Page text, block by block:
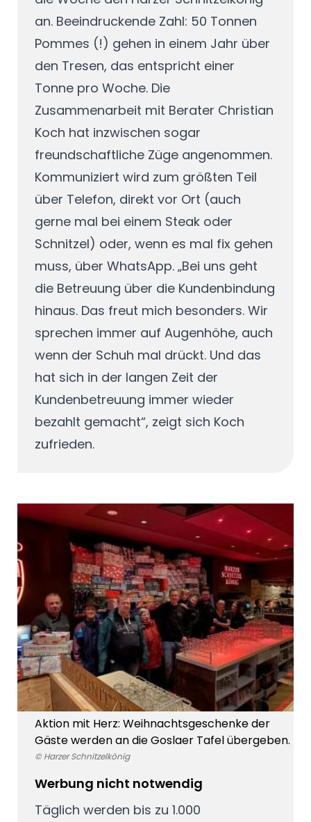
an. Beeindruckende Zahl: 50 Tonnen
Pommes (!) gehen in einem Jahr über
den Tresen, das entspricht einer
Tonne pro Woche. Die
Zusammenarbeit mit Berater Christian
Koch hat inzwischen sogar
freundschaftliche Züge angenommen.
Kommuniziert wird zum größten Teil
über Telefon, direkt vor Ort (auch
gerne mal bei einem Steak oder
Schnitzel) oder, wenn es mal fix gehen
muss, über WhatsApp. „Bei uns geht
die Betreuung über die Kundenbindung
hinaus. Das freut mich besonders. Wir
sprechen immer auf Augenhöhe, auch
wenn der Schuh mal drückt. Und das
hat sich in der langen Zeit der
Kundenbetreuung immer wieder
bezahlt gemacht“, zeigt sich Koch
zufrieden.
Aktion mit Herz: Weihnachtsgeschenke der
Gäste werden an die Goslaer Tafel übergeben.
© Harzer Schnitzelkönig
Werbung nicht notwendig
Täglich werden bis zu 1.000